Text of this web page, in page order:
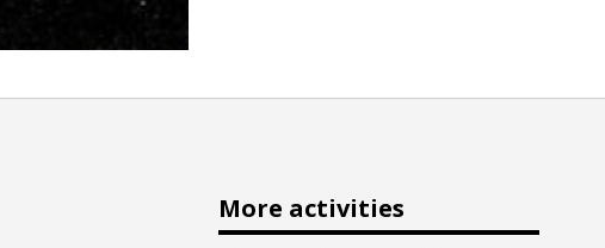
More activities